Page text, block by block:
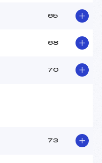
65
68
70
73